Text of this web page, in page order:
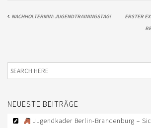
NACHHOLTERMIN: JUGENDTRAININGSTAG!
ERSTER
NEUESTE BEITRÄGE
Jugendkader Berlin-Brandenburg –